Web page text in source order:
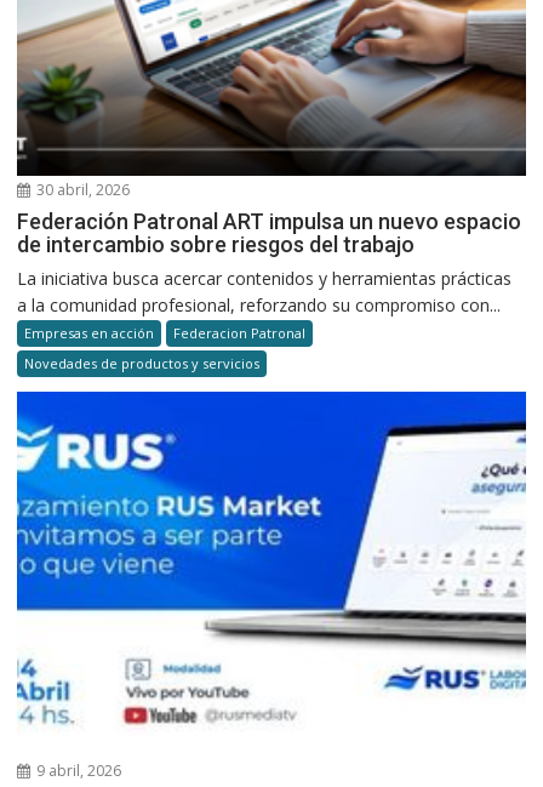
30 abril, 2026
Federación Patronal ART impulsa un nuevo espacio
de intercambio sobre riesgos del trabajo
La iniciativa busca acercar contenidos y herramientas prácticas
a la comunidad profesional, reforzando su compromiso con...
Empresas en acción
Federacion Patronal
Novedades de productos y servicios
9 abril, 2026